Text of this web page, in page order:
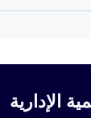
الإدارية